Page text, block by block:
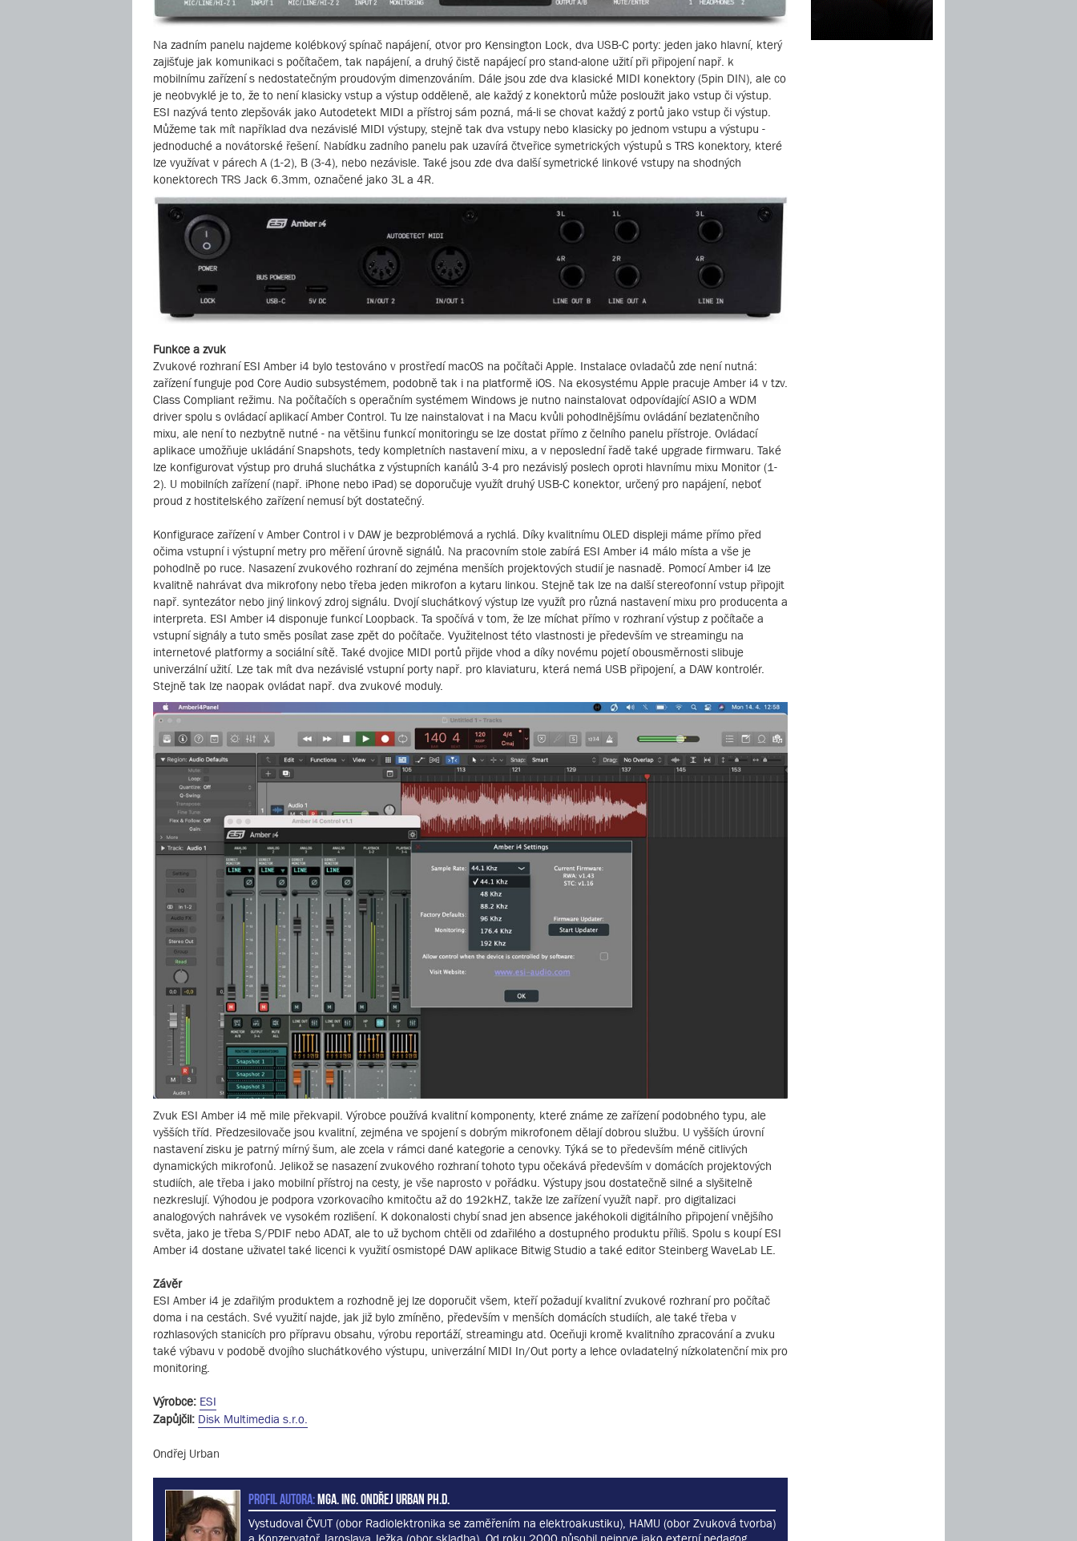
Na zadním panelu najdeme kolébkový spínač napájení, otvor pro Kensington Lock, dva USB-C porty: jeden jako hlavní, který
zajišťuje jak komunikaci s počítačem, tak napájení, a druhý čistě napájecí pro stand-alone užití při připojení např. k
mobilnímu zařízení s nedostatečným proudovým dimenzováním. Dále jsou zde dva klasické MIDI konektory (5pin DIN), ale co
je neobvyklé je to, že to není klasicky vstup a výstup odděleně, ale každý z konektorů může posloužit jako vstup či výstup.
ESI nazývá tento zlepšovák jako Autodetekt MIDI a přístroj sám pozná, má-li se chovat každý z portů jako vstup či výstup.
Můžeme tak mít například dva nezávislé MIDI výstupy, stejně tak dva vstupy nebo klasicky po jednom vstupu a výstupu -
jednoduché a novátorské řešení. Nabídku zadního panelu pak uzavírá čtveřice symetrických výstupů s TRS konektory, které
lze využívat v párech A (1-2), B (3-4), nebo nezávisle. Také jsou zde dva další symetrické linkové vstupy na shodných
konektorech TRS Jack 6.3mm, označené jako 3L a 4R.
Funkce a zvuk
Zvukové rozhraní ESI Amber i4 bylo testováno v prostředí macOS na počítači Apple. Instalace ovladačů zde není nutná:
zařízení funguje pod Core Audio subsystémem, podobně tak i na platformě iOS. Na ekosystému Apple pracuje Amber i4 v tzv.
Class Compliant režimu. Na počítačích s operačním systémem Windows je nutno nainstalovat odpovídající ASIO a WDM
driver spolu s ovládací aplikací Amber Control. Tu lze nainstalovat i na Macu kvůli pohodlnějšímu ovládání bezlatenčního
mixu, ale není to nezbytně nutné - na většinu funkcí monitoringu se lze dostat přímo z čelního panelu přístroje. Ovládací
aplikace umožňuje ukládání Snapshots, tedy kompletních nastavení mixu, a v neposlední řadě také upgrade firmwaru. Také
lze konfigurovat výstup pro druhá sluchátka z výstupních kanálů 3-4 pro nezávislý poslech oproti hlavnímu mixu Monitor (1-
2). U mobilních zařízení (např. iPhone nebo iPad) se doporučuje využít druhý USB-C konektor, určený pro napájení, neboť
proud z hostitelského zařízení nemusí být dostatečný.
Konfigurace zařízení v Amber Control i v DAW je bezproblémová a rychlá. Díky kvalitnímu OLED displeji máme přímo před
očima vstupní i výstupní metry pro měření úrovně signálů. Na pracovním stole zabírá ESI Amber i4 málo místa a vše je
pohodlně po ruce. Nasazení zvukového rozhraní do zejména menších projektových studií je nasnadě. Pomocí Amber i4 lze
kvalitně nahrávat dva mikrofony nebo třeba jeden mikrofon a kytaru linkou. Stejně tak lze na další stereofonní vstup připojit
např. syntezátor nebo jiný linkový zdroj signálu. Dvojí sluchátkový výstup lze využít pro různá nastavení mixu pro producenta a
interpreta. ESI Amber i4 disponuje funkcí Loopback. Ta spočívá v tom, že lze míchat přímo v rozhraní výstup z počítače a
vstupní signály a tuto směs posílat zase zpět do počítače. Využitelnost této vlastnosti je především ve streamingu na
internetové platformy a sociální sítě. Také dvojice MIDI portů přijde vhod a díky novému pojetí obousměrnosti slibuje
univerzální užití. Lze tak mít dva nezávislé vstupní porty např. pro klaviaturu, která nemá USB připojení, a DAW kontrolér.
Stejně tak lze naopak ovládat např. dva zvukové moduly.
Zvuk ESI Amber i4 mě mile překvapil. Výrobce používá kvalitní komponenty, které známe ze zařízení podobného typu, ale
vyšších tříd. Předzesilovače jsou kvalitní, zejména ve spojení s dobrým mikrofonem dělají dobrou službu. U vyšších úrovní
nastavení zisku je patrný mírný šum, ale zcela v rámci dané kategorie a cenovky. Týká se to především méně citlivých
dynamických mikrofonů. Jelikož se nasazení zvukového rozhraní tohoto typu očekává především v domácích projektových
studiích, ale třeba i jako mobilní přístroj na cesty, je vše naprosto v pořádku. Výstupy jsou dostatečně silné a slyšitelně
nezkreslují. Výhodou je podpora vzorkovacího kmitočtu až do 192kHZ, takže lze zařízení využít např. pro digitalizaci
analogových nahrávek ve vysokém rozlišení. K dokonalosti chybí snad jen absence jakéhokoli digitálního připojení vnějšího
světa, jako je třeba S/PDIF nebo ADAT, ale to už bychom chtěli od zdařilého a dostupného produktu příliš. Spolu s koupí ESI
Amber i4 dostane uživatel také licenci k využití osmistopé DAW aplikace Bitwig Studio a také editor Steinberg WaveLab LE.
Závěr
ESI Amber i4 je zdařilým produktem a rozhodně jej lze doporučit všem, kteří požadují kvalitní zvukové rozhraní pro počítač
doma i na cestách. Své využití najde, jak již bylo zmíněno, především v menších domácích studiích, ale také třeba v
rozhlasových stanicích pro přípravu obsahu, výrobu reportáží, streamingu atd. Oceňuji kromě kvalitního zpracování a zvuku
také výbavu v podobě dvojího sluchátkového výstupu, univerzální MIDI In/Out porty a lehce ovladatelný nízkolatenční mix pro
monitoring.
Výrobce: ESI
Zapůjčil: Disk Multimedia s.r.o.
Ondřej Urban
PROFIL AUTORA:MgA. Ing. Ondřej Urban Ph.D.
Vystudoval ČVUT (obor Radiolektronika se zaměřením na elektroakustiku), HAMU (obor Zvuková tvorba)